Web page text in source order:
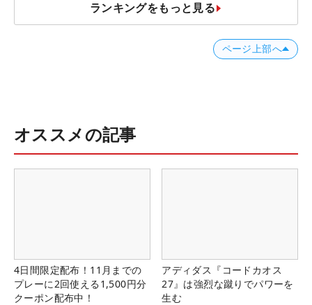
ランキングをもっと見る
ページ上部へ
オススメの記事
4日間限定配布！11月までの
プレーに2回使える1,500円分
クーポン配布中！
アディダス『コードカオス
27』は強烈な蹴りでパワーを
生む